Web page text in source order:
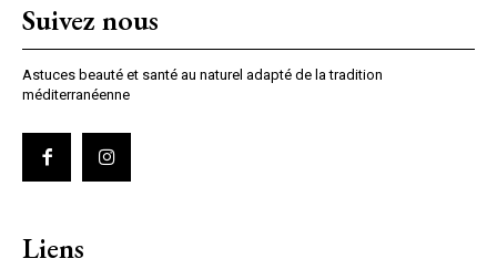
Suivez nous
Astuces beauté et santé au naturel adapté de la tradition
méditerranéenne
Liens